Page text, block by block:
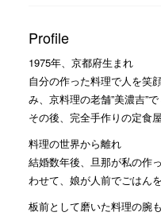
Profile
1975年、京都府生まれ
自分の作った料理で人を笑
み、京料理の老舗”美濃吉”
その後、完全手作りの定食
料理の世界から離れ
結婚数年後、旦那が私の作
わせて、娘が人前でごはん
板前として磨いた料理の腕